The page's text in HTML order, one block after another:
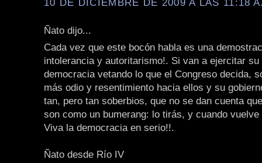
Ñato dijo...
Cada vez que este bocón habla es una
intolerancia y autoritarismo!. Si van a ejercitar su
democracia vetando lo que el Congreso decida,
más odio y resentimiento hacia ellos y su
tan, pero tan soberbios, que no se dan cuenta
son como un bumerang: lo tirás, y cuando
Viva la democracia en serio!!.
Ñato desde Río IV